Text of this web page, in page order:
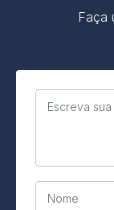
Faça
Escreva
Nome